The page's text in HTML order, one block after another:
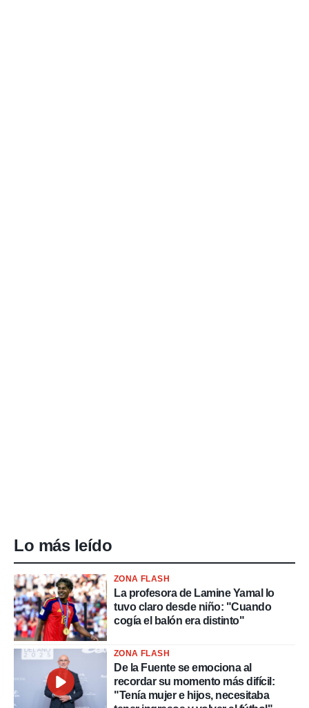
Lo más leído
ZONA FLASH
La profesora de Lamine Yamal lo
tuvo claro desde niño: "Cuando
cogía el balón era distinto"
ZONA FLASH
De la Fuente se emociona al
recordar su momento más difícil:
"Tenía mujer e hijos, necesitaba